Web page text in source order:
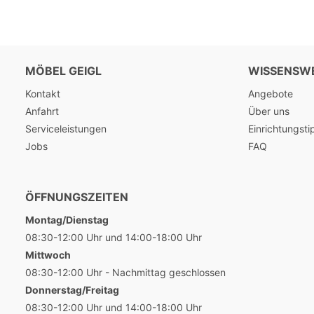
MÖBEL GEIGL
Kontakt
Anfahrt
Serviceleistungen
Jobs
Angebote
Über uns
FAQ
ÖFFNUNGSZEITEN
Montag/Dienstag
08:30-12:00 Uhr und 14:00-18:00 Uhr
Mittwoch
08:30-12:00 Uhr - Nachmittag geschlossen
Donnerstag/Freitag
08:30-12:00 Uhr und 14:00-18:00 Uhr